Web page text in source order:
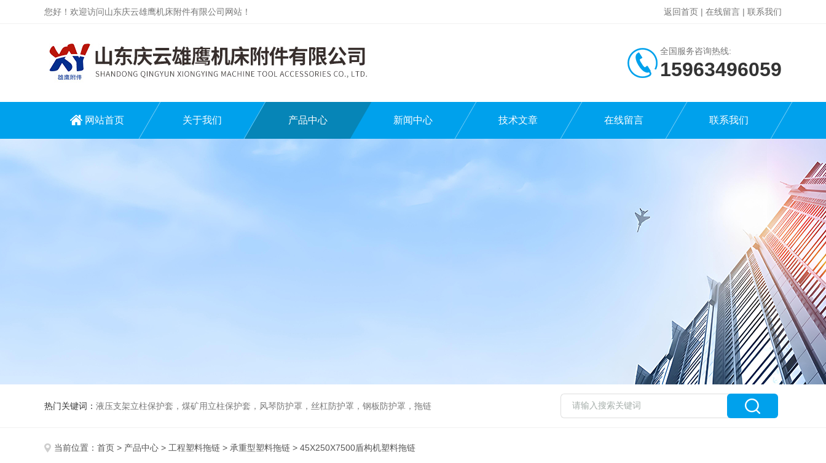
您好！欢迎访问山东庆云雄鹰机床附件有限公司网站！ 返回首页 | 在线留言 | 联系我们
全国服务咨询热线:
15963496059
网站首页 关于我们 产品中心 新闻中心 技术文章 在线留言 联系我们
热门关键词： 液压支架立柱保护套，煤矿用立柱保护套，风琴防护罩，丝杠防护罩，钢板防护罩，拖链
当前位置： 首页 > 产品中心 > 工程塑料拖链 > 承重型塑料拖链 > 45X250X7500盾构机塑料拖链